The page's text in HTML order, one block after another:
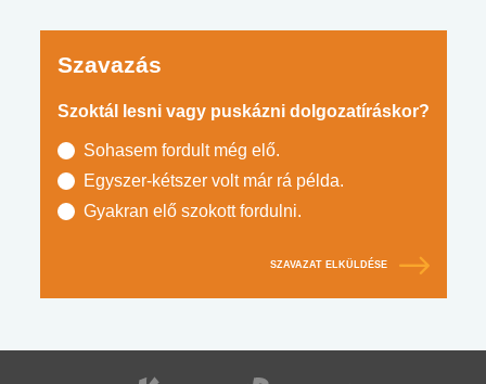
Szavazás
Szoktál lesni vagy puskázni dolgozatíráskor?
Sohasem fordult még elő.
Egyszer-kétszer volt már rá példa.
Gyakran elő szokott fordulni.
SZAVAZAT ELKÜLDÉSE